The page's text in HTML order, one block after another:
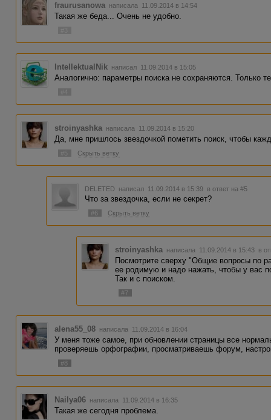
fraurusanowa написала 11.09.2014 в 14:54
Такая же беда... Очень не удобно.
IntellektualNik написал 11.09.2014 в 15:05
Аналогично: параметры поиска не сохраняются. Только
#4
stroinyashka написала 11.09.2014 в 15:20
Да, мне пришлось звездочкой пометить поиск, чтобы
#5 Скрыть ветку
DELETED написал 11.09.2014 в 15:39 в ответ на #5
Что за звездочка, если не секрет?
#6 Скрыть ветку
stroinyashka написала 11.09.2014 в 15:43 в
Посмотрите сверху "Общие вопросы по
ее родимую и надо нажать, чтобы у вас
Так и с поиском.
#7
alena55_08 написала 11.09.2014 в 16:04
У меня тоже самое, при обновлении страницы все
проверяешь орфографии, просматриваешь форум,
#8
Nailya06 написала 11.09.2014 в 16:35
Такая же сегодня проблема.